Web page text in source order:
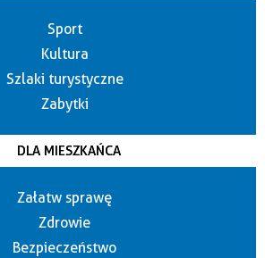
Sport
Kultura
Szlaki turystyczne
Zabytki
DLA MIESZKAŃCA
Załatw sprawę
Zdrowie
Bezpieczeństwo